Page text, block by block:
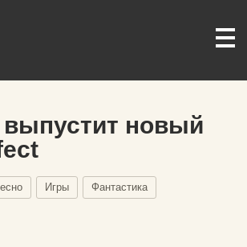
новый
Игры Фантастика